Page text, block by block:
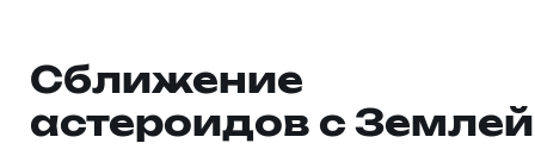
Сближение
астероидов с Землей